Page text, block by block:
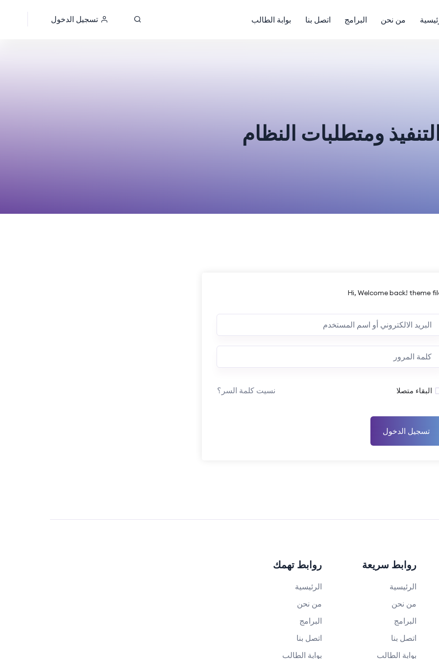
من نحن البرامج اتصل بنا بوابة الطالب تسجيل الدخول
ومتطلبات النظام
Hi, Welcome back! theme
البقاء متصلا نسيت كلمة السر؟
تسجيل الدخول
روابط سريعة
الرئيسية
من نحن
البرامج
اتصل بنا
بوابة الطالب
روابط تهمك
الرئيسية
من نحن
البرامج
اتصل بنا
بوابة الطالب